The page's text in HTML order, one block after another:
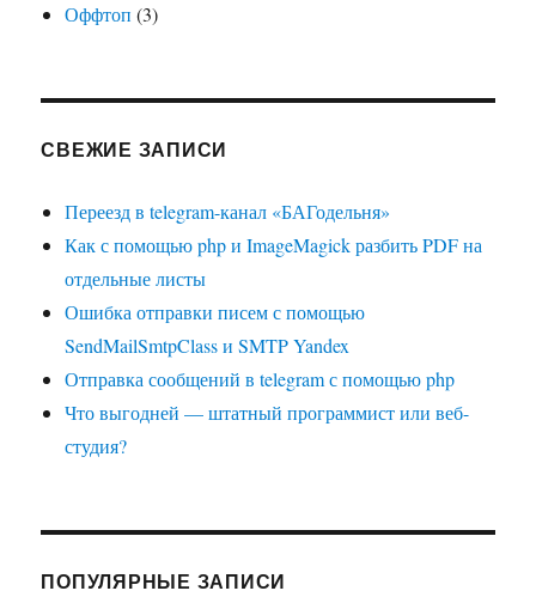
Оффтоп (3)
СВЕЖИЕ ЗАПИСИ
Переезд в telegram-канал «БАГодельня»
Как с помощью php и ImageMagick разбить PDF на
отдельные листы
Ошибка отправки писем с помощью
SendMailSmtpClass и SMTP Yandex
Отправка сообщений в telegram с помощью php
Что выгодней — штатный программист или веб-
студия?
ПОПУЛЯРНЫЕ ЗАПИСИ